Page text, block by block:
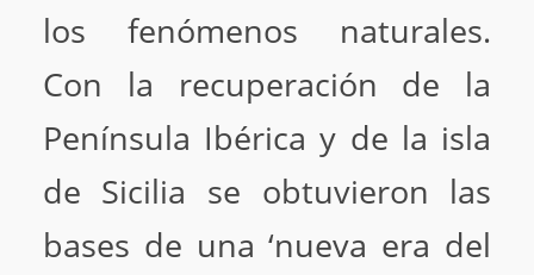
los fenómenos naturales.
Con la recuperación de la
Península Ibérica y de la isla
de Sicilia se obtuvieron las
bases de una ‘nueva era del